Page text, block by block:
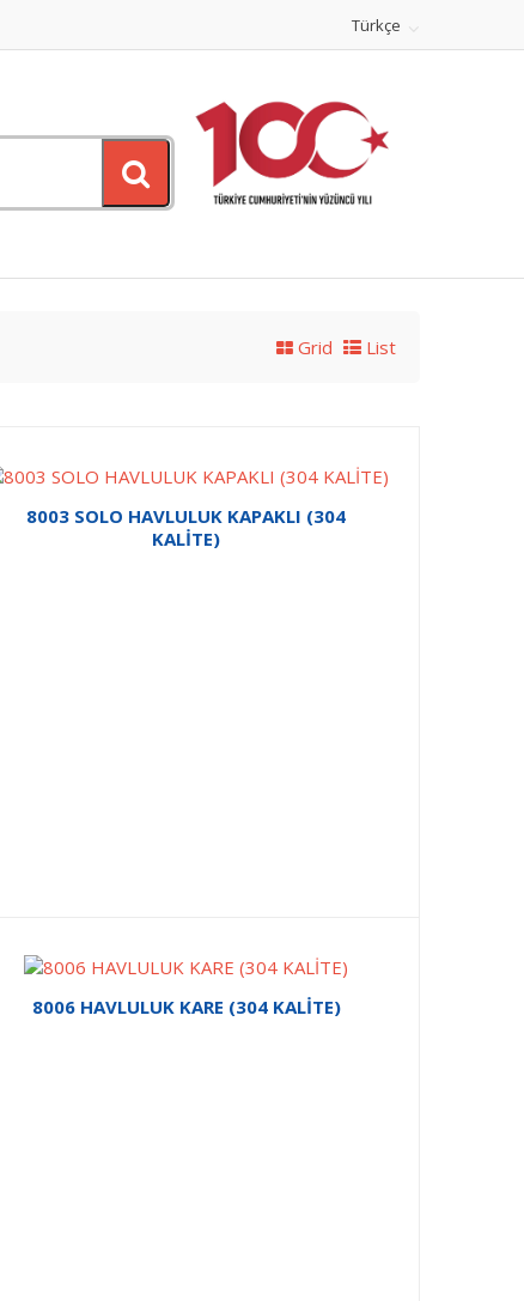
Türkçe
Grid List
8003 SOLO HAVLULUK KAPAKLI (304
KALİTE)
8006 HAVLULUK KARE (304 KALİTE)